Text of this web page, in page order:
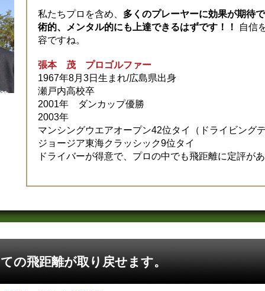
私たちプロを含め、 多くのプレーヤーに効果が期待
術的、メンタル的にも上達できるはずです！！
自信
容ですね。
張本 茂 プロゴルファー
1967年8月3日生まれ/広島県出身
瀬戸内高校卒
2001年 ダンカップ優勝
2003年
マンシングウエアオープン42位タイ（ドライビング
ジョージア東海クラッシック9位タイ
ドライバーが得意で、プロの中でも飛距離に定評が
の飛距離が取り戻せます。